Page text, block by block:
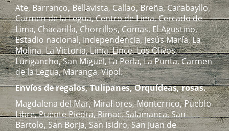
Ate, Barranco, Bellavista, Callao, Breña, Carabayllo,
Carmen de la Legua, Centro de Lima, Cercado de
Lima, Chacarilla, Chorrillos, Comas, El Agustino,
Estadio nacional, Independencia, Jesús María, La
Molina, La Victoria, Lima, Lince, Los Olivos,
Lurigancho, San Miguel, La Perla, La Punta, Carmen
de la Legua, Maranga, Vipol.
Envíos de regalos, Tulipanes, Orquídeas, rosas.
Magdalena del Mar, Miraflores, Monterrico, Pueblo
Libre, Puente Piedra, Rimac, Salamanca, San
Bartolo, San Borja, San Isidro, San Juan de